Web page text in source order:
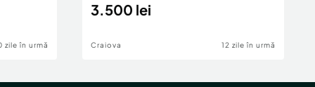
zile în urmă
3.500 lei
Craiova 12 zile în urmă